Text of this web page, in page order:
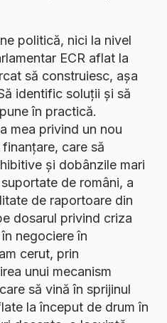
politică, nici la nivel
ECR aflat la
să construiesc, așa
identific soluții și să
în practică.
mea privind un nou
care să
și dobânzile mari
de români, a
de raportoare din
dosarul privind criza
negociere în
cerut, prin
unui mecanism
să vină în sprijinul
la început de drum în